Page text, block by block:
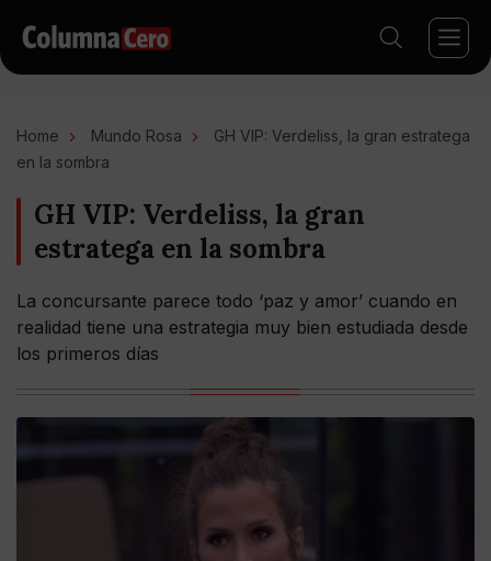
Home Mundo Rosa
GH VIP: Verdeliss, la gran estratega
en la sombra
GH VIP: Verdeliss, la gran
estratega en la sombra
La concursante parece todo ‘paz y amor’ cuando en
realidad tiene una estrategia muy bien estudiada desde
los primeros días